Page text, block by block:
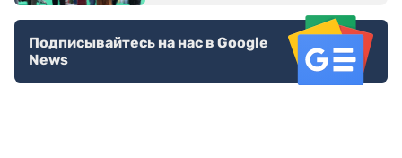
Подписывайтесь на нас в Google
News